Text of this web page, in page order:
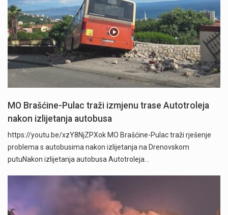
MO Brašćine-Pulac traži izmjenu trase Autotroleja
nakon izlijetanja autobusa
https://youtu.be/xzY8NjZPXok MO Brašćine-Pulac traži rješenje
problema s autobusima nakon izlijetanja na Drenovskom
putuNakon izlijetanja autobusa Autotroleja…